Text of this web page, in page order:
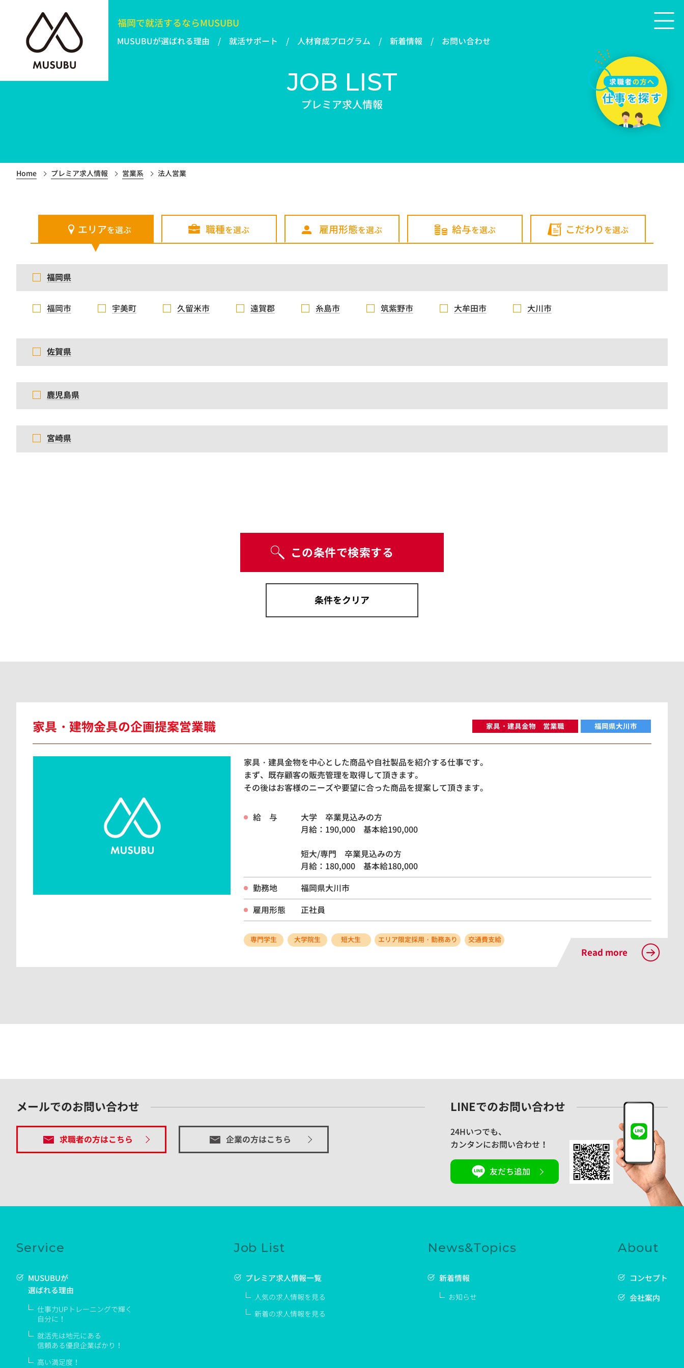
福岡で就活するならMUSUBU
MUSUBUが選ばれる理由 就活サポート 人材育成プログラム 新着情報 お問い合わせ
JOB LIST
プレミア求人情報
Home プレミア求人情報 営業系 法人営業
エリアを選ぶ 職種を選ぶ 雇用形態を選ぶ 給与を選ぶ こだわりを選ぶ
福岡県
福岡市 宇美町 久留米市 遠賀郡 糸島市 筑紫野市 大牟田市 大川市
佐賀県
鹿児島県
宮崎県
東京都
家具・建物金具の企画提案営業職 家具・建具金物 営業職 福岡県大川市
家具・建具金物を中心とした商品や自社製品を紹介する仕事です。
まず、既存顧客の販売管理を取得して頂きます。
その後はお客様のニーズや要望に合った商品を提案して頂きます。
給 与
大学 卒業見込みの方
月給：190,000 基本給190,000
短大/専門 卒業見込みの方
月給：180,000 基本給180,000
勤務地
福岡県大川市
雇用形態
正社員
専門学生 大学院生 短大生 エリア限定採用・勤務あり 交通費支給
Read more
メールでのお問い合わせ
求職者の方はこちら 企業の方はこちら
LINEでのお問い合わせ
24Hいつでも、
カンタンにお問い合わせ！
友だち追加
Service
MUSUBUが
選ばれる理由
仕事力UPトレーニングで輝く
自分に！
就活先は地元にある
信頼ある優良企業ばかり！
高い満足度！
Job List
プレミア求人情報一覧
人気の求人情報を見る
新着の求人情報を見る
News&Topics
新着情報
お知らせ
About
コンセプト
会社案内